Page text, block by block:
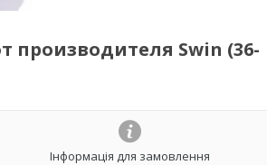
производителя Swin (36-
Інформація для замовлення